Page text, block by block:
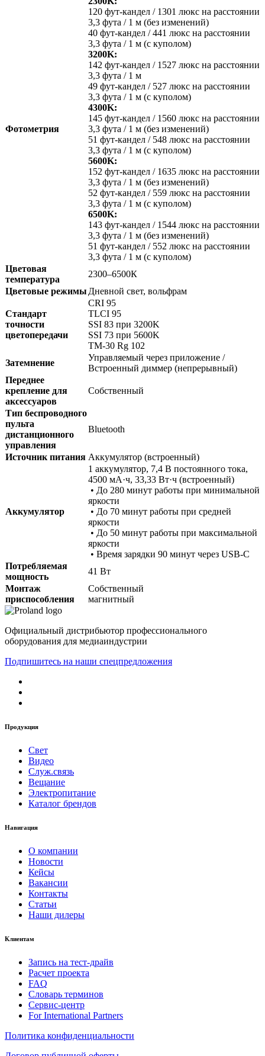
Фотометрия
120 фут-кандел / 1301 люкс на расстоянии
3,3 фута / 1 м (без изменений)
40 фут-кандел / 441 люкс на расстоянии
3,3 фута / 1 м (с куполом)
3200K:
142 фут-кандел / 1527 люкс на расстоянии
3,3 фута / 1 м
49 фут-кандел / 527 люкс на расстоянии
3,3 фута / 1 м (с куполом)
4300K:
145 фут-кандел / 1560 люкс на расстоянии
3,3 фута / 1 м (без изменений)
51 фут-кандел / 548 люкс на расстоянии
3,3 фута / 1 м (с куполом)
5600K:
152 фут-кандел / 1635 люкс на расстоянии
3,3 фута / 1 м (без изменений)
52 фут-кандел / 559 люкс на расстоянии
3,3 фута / 1 м (с куполом)
6500K:
143 фут-кандел / 1544 люкс на расстоянии
3,3 фута / 1 м (без изменений)
51 фут-кандел / 552 люкс на расстоянии
3,3 фута / 1 м (с куполом)
Цветовая
температура
2300–6500К
Цветовые режимы Дневной свет, вольфрам
Стандарт
точности
цветопередачи
CRI 95
TLCI 95
SSI 83 при 3200K
SSI 73 при 5600K
TM-30 Rg 102
Затемнение
Управляемый через приложение /
Встроенный диммер (непрерывный)
Переднее
крепление для
аксессуаров
Собственный
Тип беспроводного
пульта
дистанционного
управления
Bluetooth
Источник питания Аккумулятор (встроенный)
Аккумулятор
1 аккумулятор, 7,4 В постоянного тока,
4500 мА·ч, 33,33 Вт·ч (встроенный)
• До 280 минут работы при минимальной
яркости
• До 70 минут работы при средней
яркости
• До 50 минут работы при максимальной
яркости
• Время зарядки 90 минут через USB-C
Потребляемая
мощность
41 Вт
Монтаж
приспособления
Собственный
магнитный
Официальный дистрибьютор профессионального
оборудования для медиаиндустрии
Подпишитесь на наши спецпредложения
Продукция
Свет
Видео
Служ.связь
Вещание
Электропитание
Каталог брендов
Навигация
О компании
Новости
Кейсы
Вакансии
Контакты
Статьи
Наши дилеры
Клиентам
Запись на тест-драйв
Расчет проекта
FAQ
Словарь терминов
Сервис-центр
For International Partners
Политика конфиденциальности